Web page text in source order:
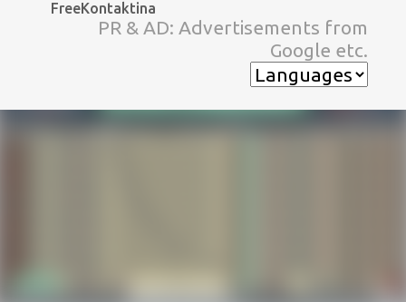
スキップしてメイン コンテンツに移動
FreeKontaktina
PR & AD: Advertisements from
Google etc.